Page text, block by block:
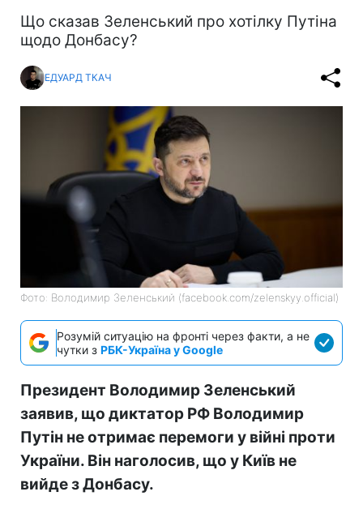
Що сказав Зеленський про хотілку Путіна
щодо Донбасу?
ЕДУАРД ТКАЧ
Фото: Володимир Зеленський (facebook.com/zelenskyy.official)
Розумій ситуацію на фронті через факти, а не
чутки з РБК-Україна у Google
Президент Володимир Зеленський
заявив, що диктатор РФ Володимир
Путін не отримає перемоги у війні проти
України. Він наголосив, що у Київ не
вийде з Донбасу.